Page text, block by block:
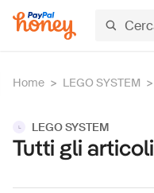
Home > LEGO SYSTEM >
L LEGO SYSTEM
Tutti gli articoli